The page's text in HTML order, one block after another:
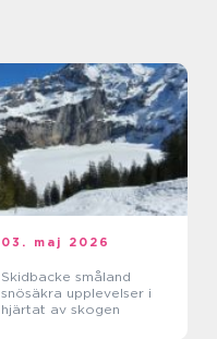
03. maj 2026
Skidbacke småland
snösäkra upplevelser i
hjärtat av skogen